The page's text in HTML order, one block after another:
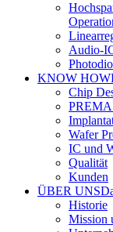
Audio-
KNOW HOW
Chip
PREMA
Wafer
IC und
Qualität
Kunden
ÜBER UNS
Historie
Mission